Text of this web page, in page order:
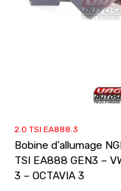
2.0 TSI EA888.3
Bobine d’allumage
TSI EA888 GEN3 –
3 – OCTAVIA 3